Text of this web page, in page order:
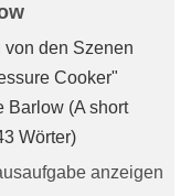
von den Szenen
Cooker"
Barlow (A short
Wörter)
anzeigen